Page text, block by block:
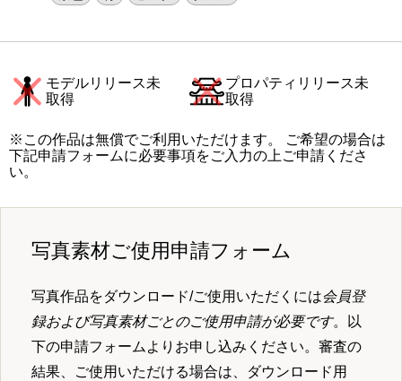
モデルリリース未
取得
プロパティリリース未
取得
※この作品は無償でご利用いただけます。 ご希望の場合は
下記申請フォームに必要事項をご入力の上ご申請くださ
い。
写真素材ご使用申請フォーム
写真作品をダウンロード/ご使用いただくには会員登
録および写真素材ごとのご使用申請が必要です。以
下の申請フォームよりお申し込みください。審査の
結果、ご使用いただける場合は、ダウンロード用